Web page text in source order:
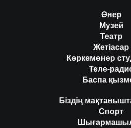
Өнер
Музей
Театр
Жетіасар
Көркемөнер
Теле-
Баспа
Біздің
Спорт